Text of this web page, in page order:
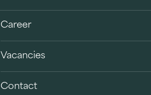
Career
Vacancies
Contact